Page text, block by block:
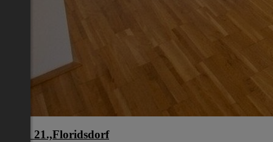
Wien 21.,Floridsdorf